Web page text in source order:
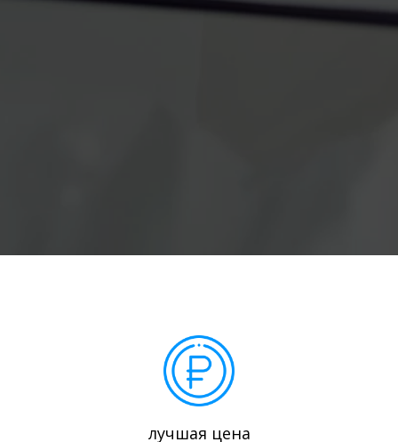
лучшая цена